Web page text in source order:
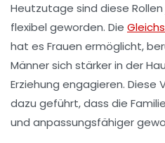
Heutzutage sind diese
flexibel geworden. Die
hat es Frauen ermöglicht,
Männer sich stärker in der
Erziehung engagieren. Diese
dazu geführt, dass die
und anpassungsfähiger